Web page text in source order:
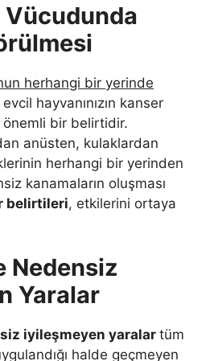
herhangi bir yerinde
evcil hayvanınızın kanser
bir belirtidir.
anüsten, kulaklardan
herhangi bir yerinden
kanamaların oluşması
belirtileri, etkilerini ortaya
Nedensiz
Yaralar
iyileşmeyen yaralartüm
halde geçmeyen